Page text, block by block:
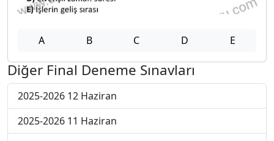
A B C D E
Diğer Final Deneme Sınavları
2025-2026 12 Haziran
2025-2026 11 Haziran